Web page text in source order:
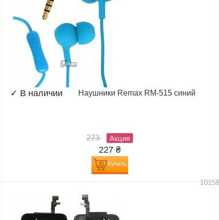
✓ В наличии Наушники Remax RM-515 синий
273 Акция
227 ₴
Купить